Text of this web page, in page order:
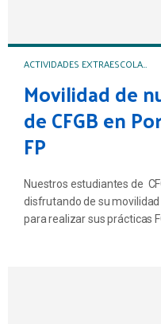
ACTIVIDADES EXTRAESCOLARES Y COMPLEMENTARIAS
Movilidad de
de CFGB en
FP
Nuestros estudiantes de
disfrutando de su
para realizar sus prácticas